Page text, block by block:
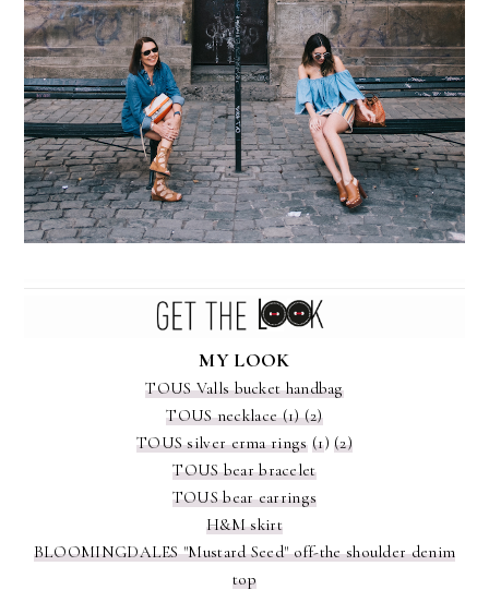
MY LOOK
TOUS Valls bucket handbag
TOUS necklace (1) (2)
TOUS silver erma rings (1)(2)
TOUS bear bracelet
TOUS bear earrings
H&M skirt
BLOOMINGDALES "Mustard Seed" off-the shoulder denim
top